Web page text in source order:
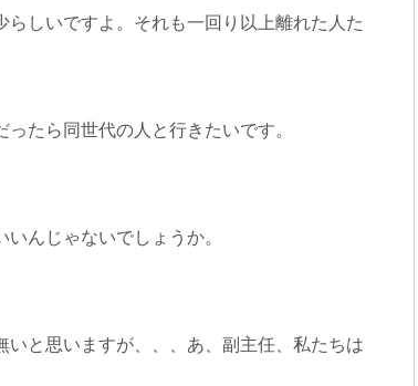
しいですよ。それも一回り以上離れた人た
たら同世代の人と行きたいです。
んじゃないでしょうか。
と思いますが、、、あ、副主任、私たちは